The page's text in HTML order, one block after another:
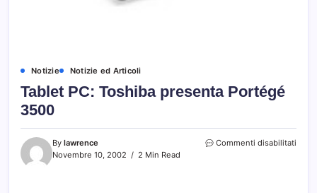
Notizie Notizie ed Articoli
Tablet PC: Toshiba presenta Portégé
3500
By lawrence
Novembre 10, 2002
2 Min Read
Commenti disabilitati